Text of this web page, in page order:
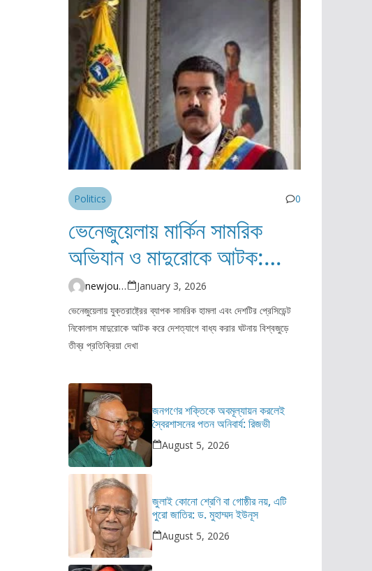
Politics 0
ভেনেজুয়েলায় মার্কিন সামরিক
অভিযান ও মাদুরোকে আটক:
বিশ্বজুড়ে তীব্র নিন্দা ও উদ্বেগ
newjourney4045@gmail.com
January 3, 2026
ভেনেজুয়েলায় যুক্তরাষ্ট্রের ব্যাপক সামরিক হামলা এবং দেশটির প্রেসিডেন্ট
নিকোলাস মাদুরোকে আটক করে দেশত্যাগে বাধ্য করার ঘটনায় বিশ্বজুড়ে
তীব্র প্রতিক্রিয়া দেখা
জনগণের শক্তিকে অবমূল্যায়ন করলেই
স্বৈরশাসনের পতন অনিবার্য: রিজভী
August 5, 2026
জুলাই কোনো শ্রেণি বা গোষ্ঠীর নয়, এটি
পুরো জাতির: ড. মুহাম্মদ ইউনূস
August 5, 2026